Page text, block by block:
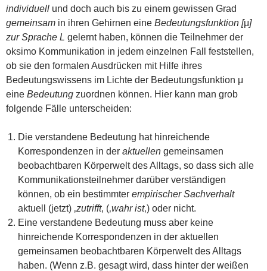
individuell und doch auch bis zu einem gewissen Grad
gemeinsam in ihren Gehirnen eine Bedeutungsfunktion [μ]
zur Sprache L gelernt haben, können die Teilnehmer der
oksimo Kommunikation in jedem einzelnen Fall feststellen,
ob sie den formalen Ausdrücken mit Hilfe ihres
Bedeutungswissens im Lichte der Bedeutungsfunktion μ
eine Bedeutung zuordnen können. Hier kann man grob
folgende Fälle unterscheiden:
Die verstandene Bedeutung hat hinreichende
Korrespondenzen in der aktuellen gemeinsamen
beobachtbaren Körperwelt des Alltags, so dass sich alle
Kommunikationsteilnehmer darüber verständigen
können, ob ein bestimmter empirischer Sachverhalt
aktuell (jetzt) ‚zutrifft‚ (‚wahr ist‚) oder nicht.
Eine verstandene Bedeutung muss aber keine
hinreichende Korrespondenzen in der aktuellen
gemeinsamen beobachtbaren Körperwelt des Alltags
haben. (Wenn z.B. gesagt wird, dass hinter der weißen